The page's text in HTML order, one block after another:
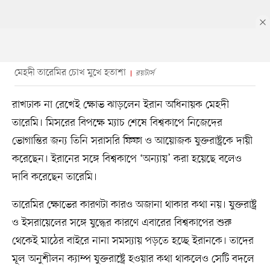
মেহদী তারেমির চোখ মুখে হতাশা রয়টার্স
রাখঢাক না রেখেই ক্ষোভ ঝাড়লেন ইরান অধিনায়ক মেহদী
তারেমি। মিসরের বিপক্ষে ম্যাচ শেষে বিশ্বকাপে নিজেদের
ভোগান্তির জন্য তিনি সরাসরি ফিফা ও আয়োজক যুক্তরাষ্ট্রকে দায়ী
করেছেন। ইরানের সঙ্গে বিশ্বকাপে ‘অন্যায়’ করা হয়েছে বলেও
দাবি করেছেন তারেমি।
তারেমির ক্ষোভের কারণটা কারও অজানা থাকার কথা নয়। যুক্তরাষ্ট্র
ও ইসরায়েলের সঙ্গে যুদ্ধের কারণে এবারের বিশ্বকাপের শুরু
থেকেই মাঠের বাইরে নানা সমস্যায় পড়তে হচ্ছে ইরানকে। তাদের
মূল অনুশীলন ক্যাম্প যুক্তরাষ্ট্রে হওয়ার কথা থাকলেও সেটি বদলে